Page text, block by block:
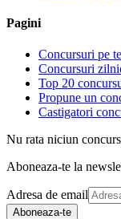
Pagini
Concursuri pe
Concursuri
Top 20
Propune un
Castigatori
Nu rata niciun
Aboneaza-te la
Adresa de email
Aboneaza-te